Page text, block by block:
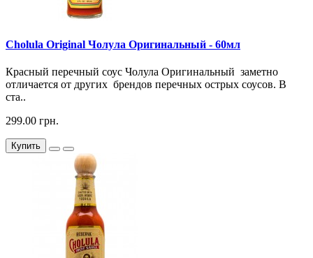
Cholula Original Чолула Оригинальный - 60мл
Красный перечный соус Чолула Оригинальный заметно
отличается от других брендов перечных острых соусов. В
ста..
299.00 грн.
Купить